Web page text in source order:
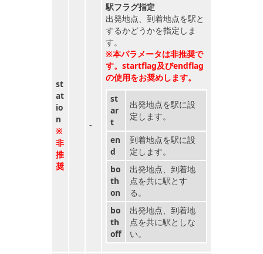
st
at
io
n
※
非
推
奨
-
駅フラグ指定
出発地点、到着地点を駅と
するかどうかを指定しま
す。
※本パラメータは非推奨で
す。startflag及びendflag
の使用をお奨めします。
st
ar
t
出発地点を駅に設
定します。
en
d
到着地点を駅に設
定します。
bo
th
on
出発地点、到着地
点を共に駅とす
る。
bo
th
off
出発地点、到着地
点を共に駅としな
い。